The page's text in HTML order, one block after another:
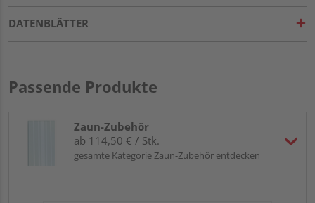
DATENBLÄTTER
Passende Produkte
Zaun-Zubehör
ab 114,50 € / Stk.
gesamte Kategorie Zaun-Zubehör entdecken